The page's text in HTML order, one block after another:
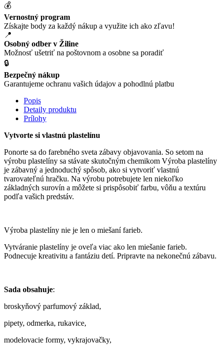
💰
Vernostný program
Získajte body za každý nákup a využite ich ako zľavu!
📍
Osobný odber v Žiline
Možnosť ušetriť na poštovnom a osobne sa poradiť
🔒
Bezpečný nákup
Garantujeme ochranu vašich údajov a pohodlnú platbu
Popis
Detaily produktu
Prílohy
Vytvorte si vlastnú plastelínu
Ponorte sa do farebného sveta zábavy objavovania. So setom na
výrobu plastelíny sa stávate skutočným chemikom Výroba plastelíny
je zábavný a jednoduchý spôsob, ako si vytvoriť vlastnú
tvarovateľnú hračku. Na výrobu potrebujete len niekoľko
základných surovín a môžete si prispôsobiť farbu, vôňu a textúru
podľa vašich predstáv.
Výroba plastelíny nie je len o miešaní farieb.
Vytváranie plastelíny je oveľa viac ako len miešanie farieb.
Podnecuje kreativitu a fantáziu detí. Pripravte na nekonečnú zábavu.
Sada obsahuje:
broskyňový parfumový základ,
pipety, odmerka, rukavice,
modelovacie formy, vykrajovačky,